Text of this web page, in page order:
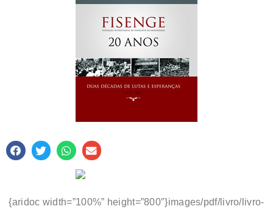
{aridoc width=”100%” height=”800″}images/pdf/livro/livro-